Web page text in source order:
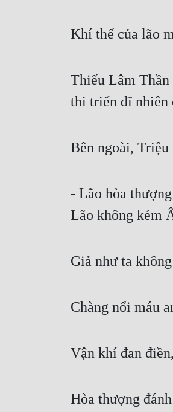
Khí thế của lão
Thiếu Lâm
thi triển dĩ nhiên
Bên ngoài, Triệu
- Lão hòa
Lão không kém
Giả như ta
Chàng nổi máu
Vận khí đan
Hòa thượng